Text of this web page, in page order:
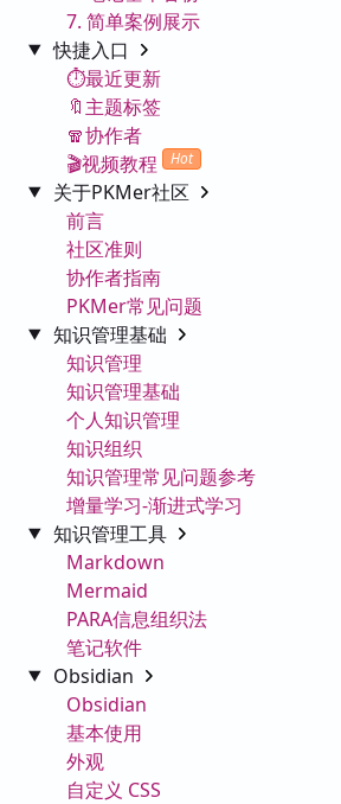
7. 简单案例展示
快捷入口
⏱️最近更新
🔖主题标签
🧣协作者
🎬视频教程
Hot
关于PKMer社区
前言
社区准则
协作者指南
PKMer常见问题
知识管理基础
知识管理
知识管理基础
个人知识管理
知识组织
知识管理常见问题参考
增量学习-渐进式学习
知识管理工具
Markdown
Mermaid
PARA信息组织法
笔记软件
Obsidian
Obsidian
基本使用
外观
自定义 CSS